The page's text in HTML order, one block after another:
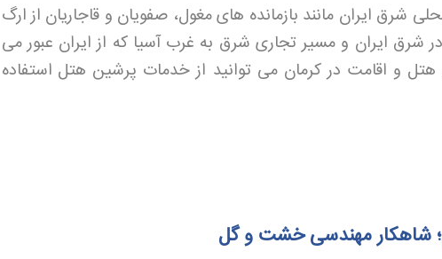
ایران مانند بازمانده های مغول، صفویان و قاجاریان از ارگ
شرق ایران و مسیر تجاری شرق به غرب آسیا که از ایران عبور می
هتل و اقامت در کرمان می توانید از خدمات پرشین هتل استفاده
شاهکار مهندسی خشت و گل